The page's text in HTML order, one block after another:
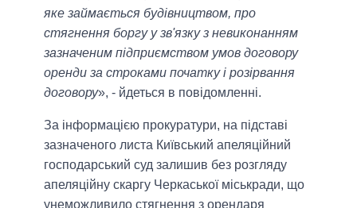
яке займається будівництвом, про
стягнення боргу у зв'язку з невиконанням
зазначеним підприємством умов договору
оренди за строками початку і розірвання
договору», - йдеться в повідомленні.
За інформацією прокуратури, на підставі
зазначеного листа Київський апеляційний
господарський суд залишив без розгляду
апеляційну скаргу Черкаської міськради, що
унеможливило стягнення з орендаря